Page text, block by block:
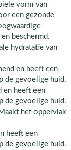
vorm van
een gezonde
beschermd.
hydratatie van
en heeft een
de gevoelige huid.
en heeft een
de gevoelige huid.
het oppervlak
heeft een
de gevoelige huid.